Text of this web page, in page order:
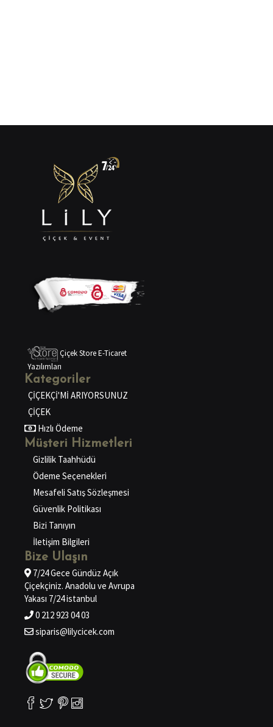
Çiçek Store E-Ticaret
Yazılımları
Kategoriler
ÇİÇEKÇİ'Mİ ARIYORSUNUZ
ÇİÇEK
Hızlı Ödeme
Müşteri Hizmetleri
Gizlilik Taahhüdü
Ödeme Seçenekleri
Mesafeli Satış Sözleşmesi
Güvenlik Politikası
Bizi Tanıyın
İletişim Bilgileri
Bize Ulaşın
7/24 Gece Gündüz Açık
Çiçekçiniz. Anadolu ve Avrupa
Yakası 7/24 istanbul
0 212 923 04 03
siparis@lilycicek.com